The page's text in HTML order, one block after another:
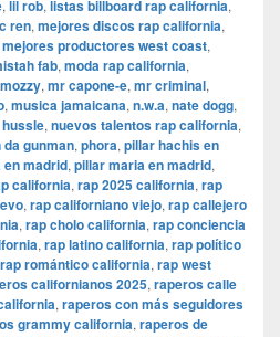
, lil rob, listas billboard rap california,
ren, mejores discos rap california,
mejores productores west coast,
fab, moda rap california,
mozzy, mr capone-e, mr criminal,
, musica jamaicana, n.w.a, nate dogg,
, nuevos talentos rap california,
gunman, phora, pillar hachis en
madrid, pillar maria en madrid,
california, rap 2025 california, rap
, rap californiano viejo, rap callejero
, rap cholo california, rap conciencia
, rap latino california, rap político
rap romántico california, rap west
californianos 2025, raperos calle
, raperos con más seguidores
grammy california, raperos de